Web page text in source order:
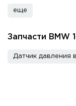
еще
Запчасти BMW
Датчик давления